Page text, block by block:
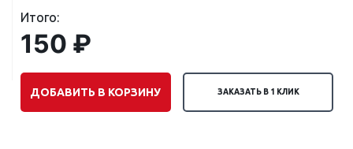
Итого:
150 ₽
ДОБАВИТЬ В КОРЗИНУ ЗАКАЗАТЬ В 1 КЛИК